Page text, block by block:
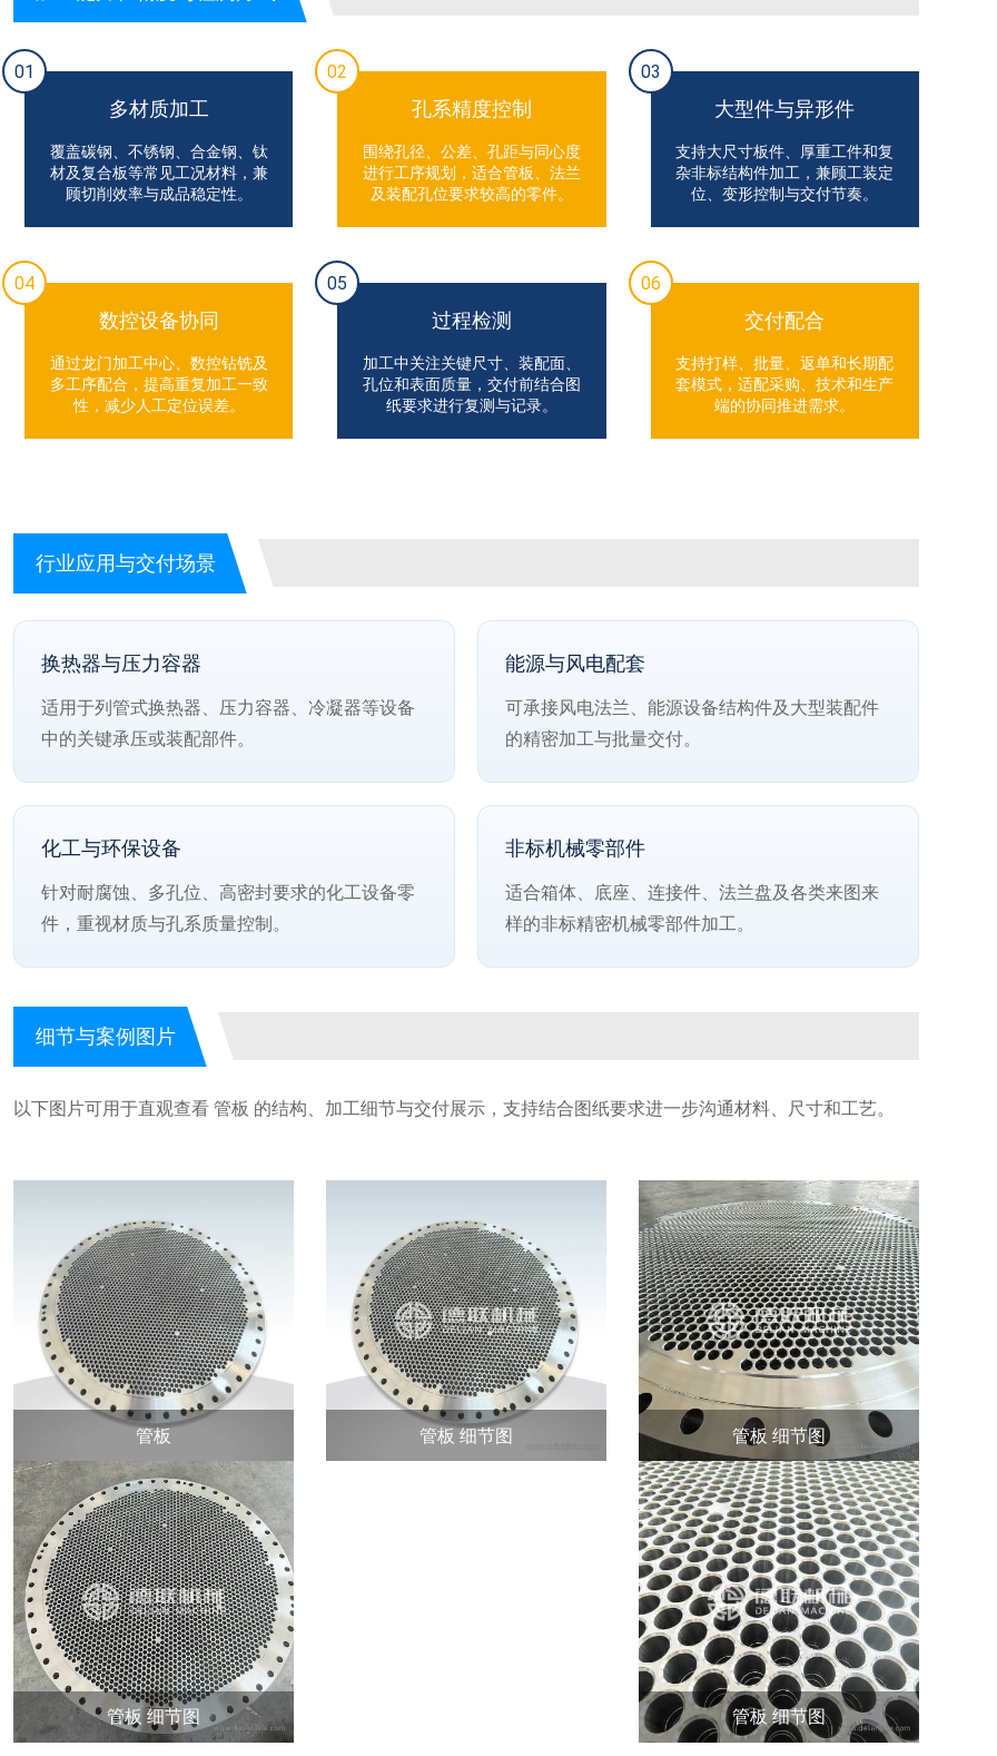
01
多材质加工
覆盖碳钢、不锈钢、合金钢、钛
材及复合板等常见工况材料，兼
顾切削效率与成品稳定性。
02
孔系精度控制
围绕孔径、公差、孔距与同心度
进行工序规划，适合管板、法兰
及装配孔位要求较高的零件。
03
大型件与异形件
支持大尺寸板件、厚重工件和复
杂非标结构件加工，兼顾工装定
位、变形控制与交付节奏。
04
数控设备协同
通过龙门加工中心、数控钻铣及
多工序配合，提高重复加工一致
性，减少人工定位误差。
05
过程检测
加工中关注关键尺寸、装配面、
孔位和表面质量，交付前结合图
纸要求进行复测与记录。
06
交付配合
支持打样、批量、返单和长期配
套模式，适配采购、技术和生产
端的协同推进需求。
行业应用与交付场景
换热器与压力容器
适用于列管式换热器、压力容器、冷凝器等设备
中的关键承压或装配部件。
能源与风电配套
可承接风电法兰、能源设备结构件及大型装配件
的精密加工与批量交付。
化工与环保设备
针对耐腐蚀、多孔位、高密封要求的化工设备零
件，重视材质与孔系质量控制。
非标机械零部件
适合箱体、底座、连接件、法兰盘及各类来图来
样的非标精密机械零部件加工。
细节与案例图片
以下图片可用于直观查看 管板 的结构、加工细节与交付展示，支持结合图纸要求进一步沟通材料、尺寸和工艺。
管板 管板 细节图 管板 细节图
管板 细节图 管板 细节图